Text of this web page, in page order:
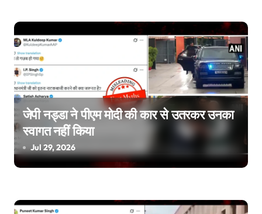
o
n
जेपी नड्डा ने पीएम मोदी की कार से उतरकर उनका
स्वागत नहीं किया
Jul 29, 2026